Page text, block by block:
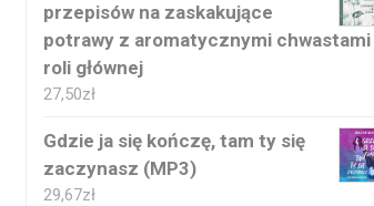
przepisów na zaskakujące
potrawy z aromatycznymi chwastami
roli głównej
27,50zł
Gdzie ja się kończę, tam ty się
zaczynasz (MP3)
29,67zł